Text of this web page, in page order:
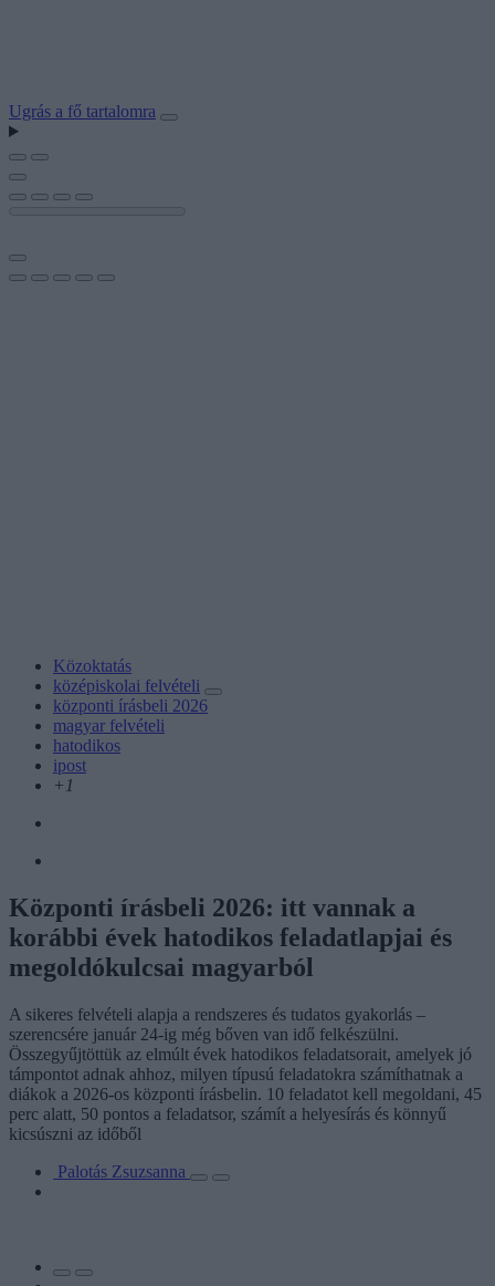
Ugrás a fő tartalomra
Közoktatás
középiskolai felvételi
központi írásbeli 2026
magyar felvételi
hatodikos
ipost
+1
Központi írásbeli 2026: itt vannak a
korábbi évek hatodikos feladatlapjai és
megoldókulcsai magyarból
A sikeres felvételi alapja a rendszeres és tudatos gyakorlás –
szerencsére január 24-ig még bőven van idő felkészülni.
Összegyűjtöttük az elmúlt évek hatodikos feladatsorait, amelyek jó
támpontot adnak ahhoz, milyen típusú feladatokra számíthatnak a
diákok a 2026-os központi írásbelin. 10 feladatot kell megoldani, 45
perc alatt, 50 pontos a feladatsor, számít a helyesírás és könnyű
kicsúszni az időből
Palotás Zsuzsanna